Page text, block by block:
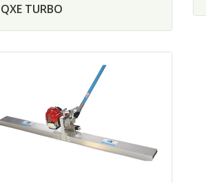
QXE TURBO